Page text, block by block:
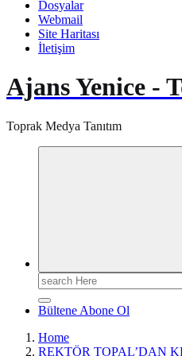
Dosyalar
Webmail
Site Haritası
İletişim
Ajans Yenice -
Toprak Medya Tanıtım
Search
for:
Bültene Abone Ol
Home
REKTÖR TOPAL’DAN